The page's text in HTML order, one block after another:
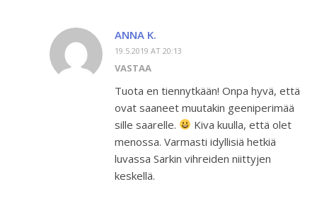
ANNA K.
19.5.2019 AT 20:13
VASTAA
Tuota en tiennytkään! Onpa hyvä, että
ovat saaneet muutakin geeniperimää
sille saarelle.
Kiva kuulla, että olet
menossa. Varmasti idyllisiä hetkiä
luvassa Sarkin vihreiden niittyjen
keskellä.